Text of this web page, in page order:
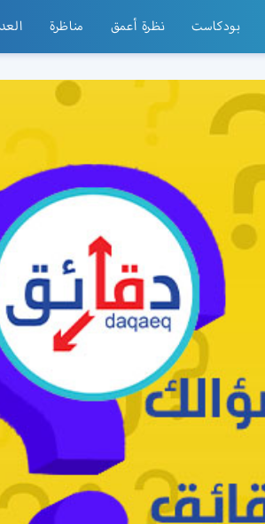
بودكاست نظرة أعمق مناظرة